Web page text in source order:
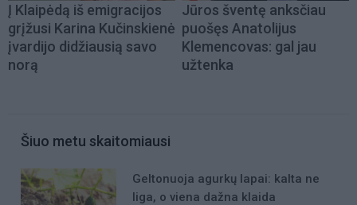
Į Klaipėdą iš emigracijos
grįžusi Karina Kučinskienė
įvardijo didžiausią savo
norą
Jūros šventę anksčiau
puošęs Anatolijus
Klemencovas: gal jau
užtenka
Šiuo metu skaitomiausi
Geltonuoja agurkų lapai: kalta ne
liga, o viena dažna klaida